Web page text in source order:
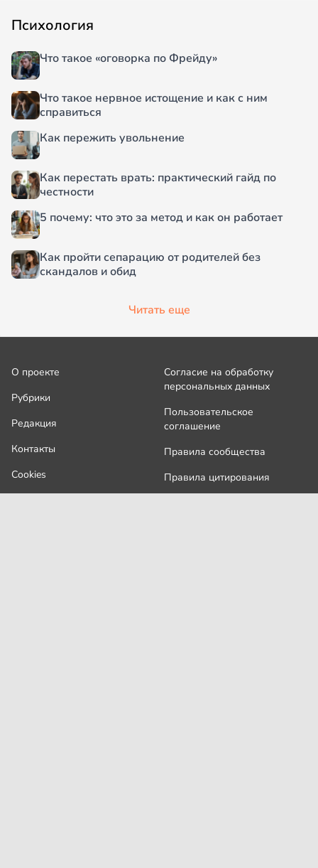
Психология
Что такое «оговорка по Фрейду»
Что такое нервное истощение и как с ним
справиться
Как пережить увольнение
Как перестать врать: практический гайд по
честности
5 почему: что это за метод и как он работает
Как пройти сепарацию от родителей без
скандалов и обид
Читать еще
О проекте
Рубрики
Редакция
Контакты
Cookies
Согласие на обработку
персональных данных
Пользовательское
соглашение
Правила сообщества
Правила цитирования